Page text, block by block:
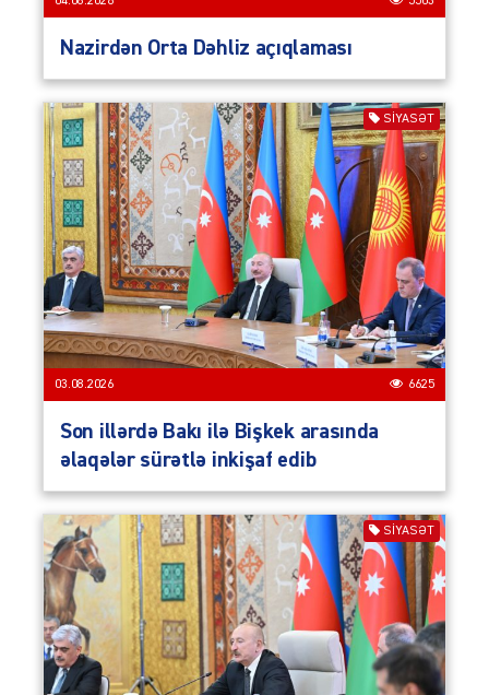
Nazirdən Orta Dəhliz açıqlaması
SIYASƏT
03.08.2026 6625
Son illərdə Bakı ilə Bişkek arasında
əlaqələr sürətlə inkişaf edib
SIYASƏT